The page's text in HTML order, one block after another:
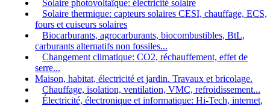
Solaire photovoltaïque: électricité solaire
Solaire thermique: capteurs solaires CESI, chauffage, ECS,
fours et cuiseurs solaires
Biocarburants, agrocarburants, biocombustibles, BtL,
carburants alternatifs non fossiles...
Changement climatique: CO2, réchauffement, effet de
serre...
Maison, habitat, électricité et jardin. Travaux et bricolage.
Chauffage, isolation, ventilation, VMC, refroidissement...
Électricité, électronique et informatique: Hi-Tech, internet,